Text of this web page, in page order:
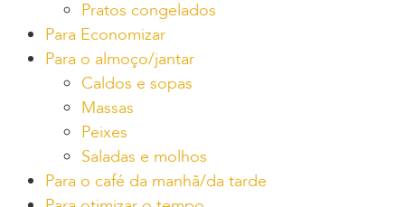
Pratos congelados
Para Economizar
Para o almoço/jantar
Caldos e sopas
Massas
Peixes
Saladas e molhos
Para o café da manhã/da tarde